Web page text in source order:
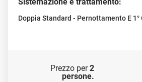
Doppia Standard - Pernottamento E 1°
Prezzo per2
persone.